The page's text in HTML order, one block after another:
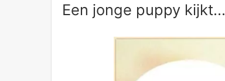
Een jonge puppy kijkt...